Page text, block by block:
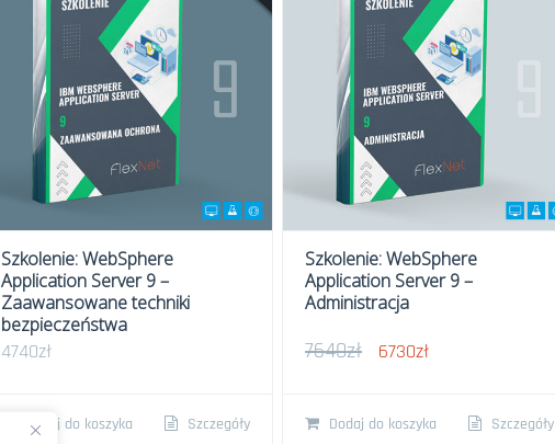
Szkolenie: WebSphere
Application Server 9 –
Zaawansowane techniki
bezpieczeństwa
4740zł
Dodaj do koszyka Szczegóły
Szkolenie: WebSphere
Application Server 9 –
Administracja
7640zł
Pierwotna
7640zł.
6730zł
6730zł.
Dodaj do koszyka Szczegóły